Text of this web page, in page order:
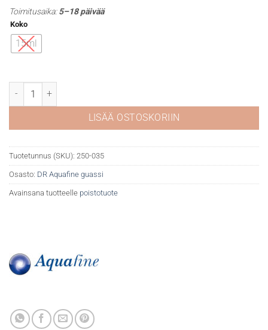
Toimitusaika:5–18 päivää
Koko
15ml
DR Aquafine guassi 035 Lamp Black määrä
LISÄÄ OSTOSKORIIN
Tuotetunnus (SKU): 250-035
Osasto: DR Aquafine guassi
Avainsana tuotteelle poistotuote